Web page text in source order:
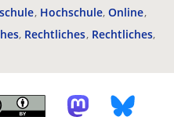
Hochschule Online
Rechtliches Rechtliches